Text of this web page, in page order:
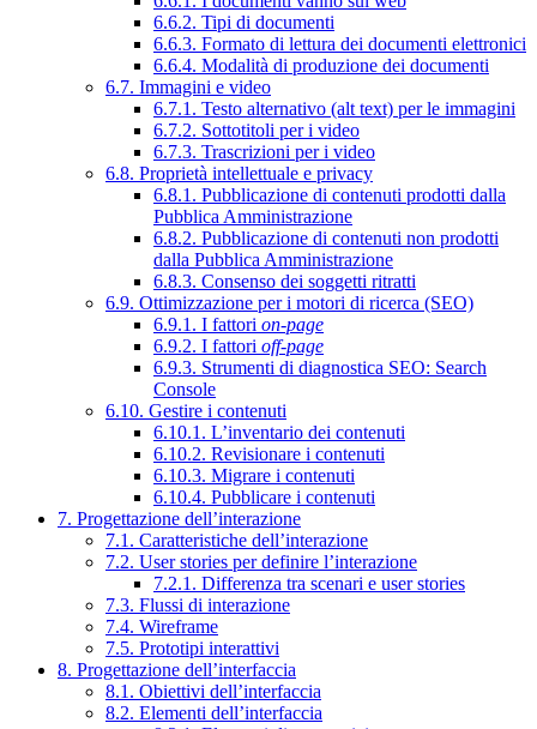
6.6.2. Tipi di documenti
6.6.3. Formato di lettura dei documenti elettronici
6.6.4. Modalità di produzione dei documenti
6.7. Immagini e video
6.7.1. Testo alternativo (alt text) per le immagini
6.7.2. Sottotitoli per i video
6.7.3. Trascrizioni per i video
6.8. Proprietà intellettuale e privacy
6.8.1. Pubblicazione di contenuti prodotti dalla
Pubblica Amministrazione
6.8.2. Pubblicazione di contenuti non prodotti
dalla Pubblica Amministrazione
6.8.3. Consenso dei soggetti ritratti
6.9. Ottimizzazione per i motori di ricerca (SEO)
6.9.1. I fattori on-page
6.9.2. I fattori off-page
6.9.3. Strumenti di diagnostica SEO: Search
Console
6.10. Gestire i contenuti
6.10.1. L’inventario dei contenuti
6.10.2. Revisionare i contenuti
6.10.3. Migrare i contenuti
6.10.4. Pubblicare i contenuti
7. Progettazione dell’interazione
7.1. Caratteristiche dell’interazione
7.2. User stories per definire l’interazione
7.2.1. Differenza tra scenari e user stories
7.3. Flussi di interazione
7.4. Wireframe
7.5. Prototipi interattivi
8. Progettazione dell’interfaccia
8.1. Obiettivi dell’interfaccia
8.2. Elementi dell’interfaccia